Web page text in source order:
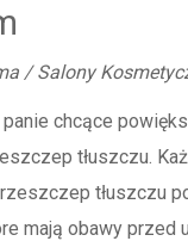
/ Salony
chcące
tłuszczu.
tłuszczu
mają obawy przed